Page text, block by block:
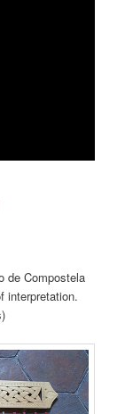
de Compostela
interpretation.